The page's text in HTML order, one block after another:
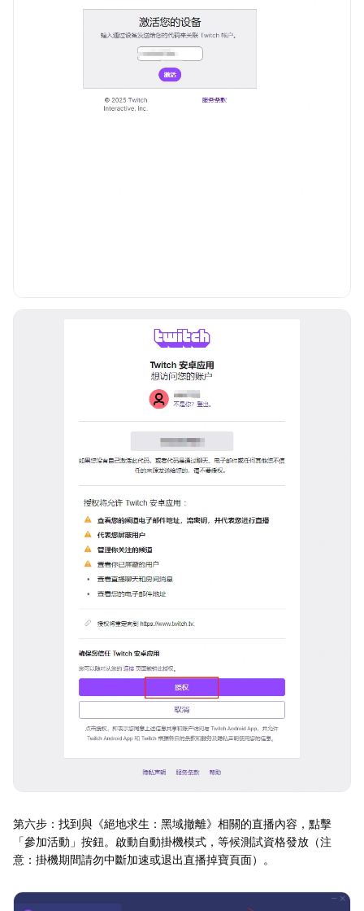
第六步：找到與《絕地求生：黑域撤離》相關的直播內容，點擊
「參加活動」按鈕。啟動自動掛機模式，等候測試資格發放（注
意：掛機期間請勿中斷加速或退出直播掉寶頁面）。